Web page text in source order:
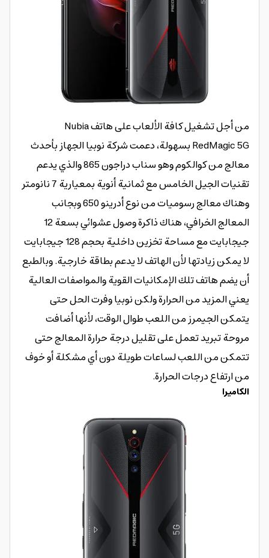
من أجل تشغيل كافة الألعاب على هاتف Nubia
RedMagic 5G بسهولة، دعمت شركة نوبيا الجهاز بأحدث
معالج من كوالكوم وهو سناب دراجون 865 والذي يدعم
تقنيات الجيل الخامس مع ثمانية أنوية بمعيارية 7 نانومتر
وهناك معالج رسوميات من نوع أدرينو 650 وبجانب
المعالج الخرافي، هناك ذاكرة وصول عشوائي بسعة 12
جيجابايت مع مساحة تخزين داخلية بحجم 128 جيجابايت
لا يمكن زيادتها لأن الهاتف لا يدعم بطاقة خارجية. وبالطبع
أن يضم هاتف تلك الإمكانيات القوية والمواصفات العالية
يعني المزيد من الحرارة ولكن نوبيا وفرت الحل حتى
يتمكن الجيمرز من اللعب طوال الوقت، لأنها أضافت
مروحة تبريد تعمل على تقليل درجة حرارة المعالج حتى
تتمكن من اللعب لساعات طويلة دون أي مشكلة أو خوف
من ارتفاع درجات الحرارة.
الكاميرا